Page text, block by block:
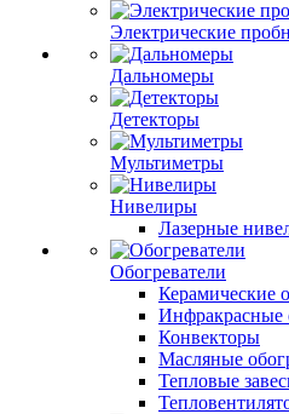
Электрические
Дальномеры
Детекторы
Мультиметры
Нивелиры
Лазерные
Обогреватели
Керамические
Инфракрасные
Конвекторы
Масляные
Тепловые